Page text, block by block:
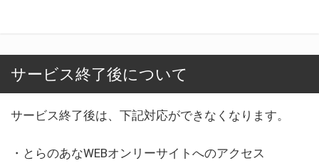
サービス終了後について
サービス終了後は、下記対応ができなくなります。
・とらのあなWEBオンリーサイトへのアクセス